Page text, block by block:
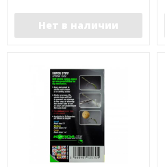
Нет в наличии